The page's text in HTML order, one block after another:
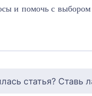
и помочь с
статья? Ставь